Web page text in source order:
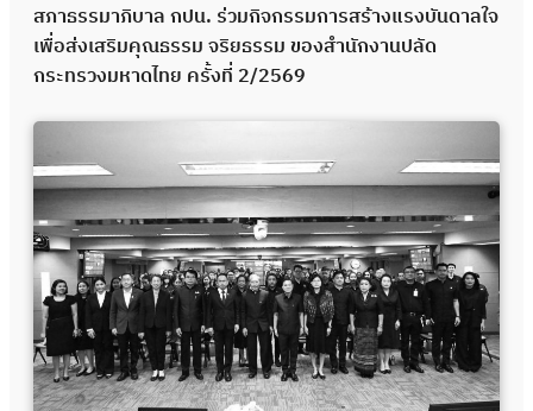
สภาธรรมาภิบาล กปน. ร่วมกิจกรรมการสร้างแรงบันดาลใจ
เพื่อส่งเสริมคุณธรรม จริยธรรม ของสำนักงานปลัด
กระทรวงมหาดไทย ครั้งที่ 2/2569